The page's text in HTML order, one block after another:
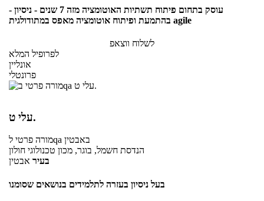
- עוסק בתחום פיתוח תשתיות האוטומציה מזה 7 שנים - ניסיון
בהתמעת ופיתוח אוטומציה מאפס במתודולגית agile
לשלוח ווצאפ
לפרופיל המלא
אונליין
פרונטלי
עלי ט.
מורה פרטילqa באבטין
הנדסת חשמל, בוגר, מכון טכנולוגי חולון
בעיר אבטין
בעל ניסיון בעזרה לתלמידים בנושאים שסומנו